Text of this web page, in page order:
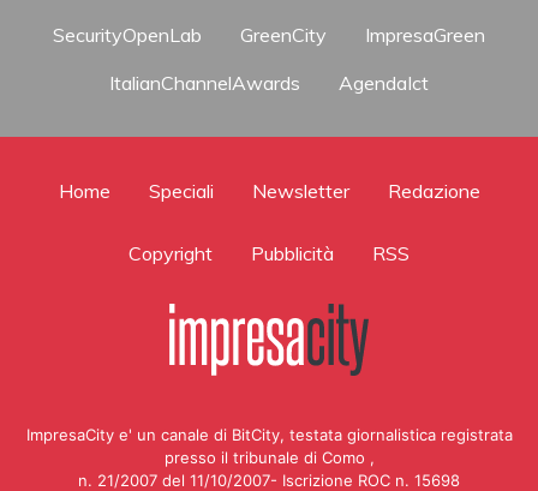
SecurityOpenLab
GreenCity
ImpresaGreen
ItalianChannelAwards
AgendaIct
Home Speciali Newsletter Redazione
Copyright Pubblicità RSS
ImpresaCity e' un canale di BitCity, testata giornalistica registrata
presso il tribunale di Como ,
n. 21/2007 del 11/10/2007- Iscrizione ROC n. 15698